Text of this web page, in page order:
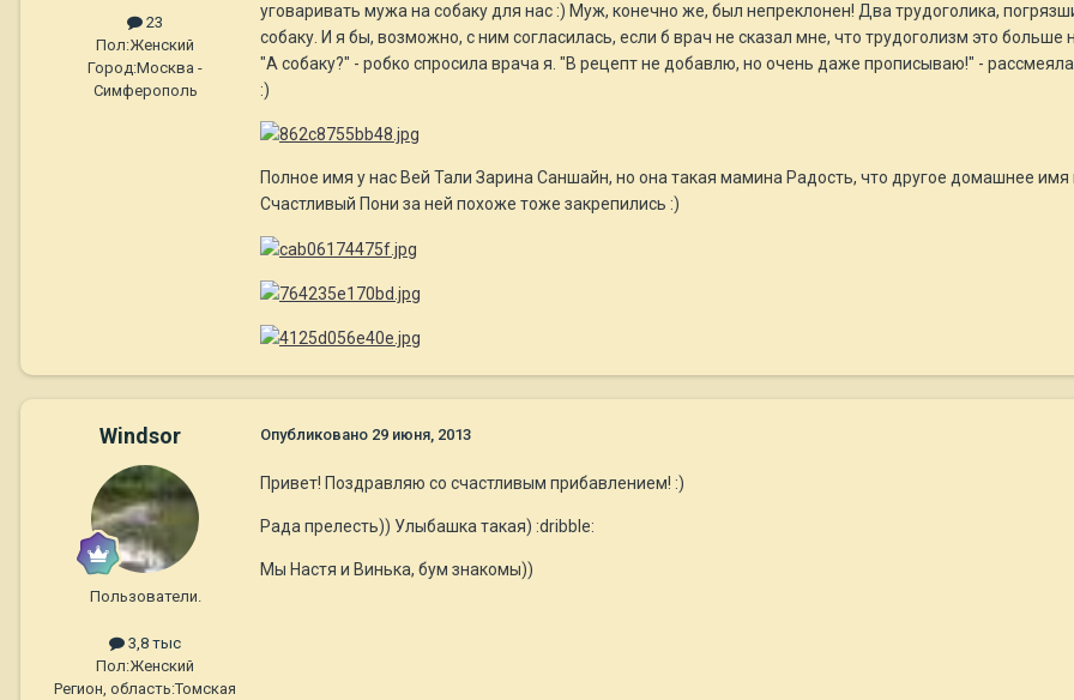
23
Пол:Женский
Город:Москва -
Симферополь
уговаривать мужа на собаку для нас :) Муж, конечно же, был непреклонен! Два трудоголика,
собаку. И я бы, возможно, с ним согласилась, если б врач не сказал мне, что трудоголизм это
"А собаку?" - робко спросила врача я. "В рецепт не добавлю, но очень даже прописываю!" -
:)
Полное имя у нас Вей Тали Зарина Саншайн, но она такая мамина Радость, что другое домашнее
Счастливый Пони за ней похоже тоже закрепились :)
Windsor
Пользователи.
3,8 тыс
Пол:Женский
Регион, область:Томская
Опубликовано 29 июня, 2013
Привет! Поздравляю со счастливым прибавлением! :)
Рада прелесть)) Улыбашка такая) :dribble:
Мы Настя и Винька, бум знакомы))